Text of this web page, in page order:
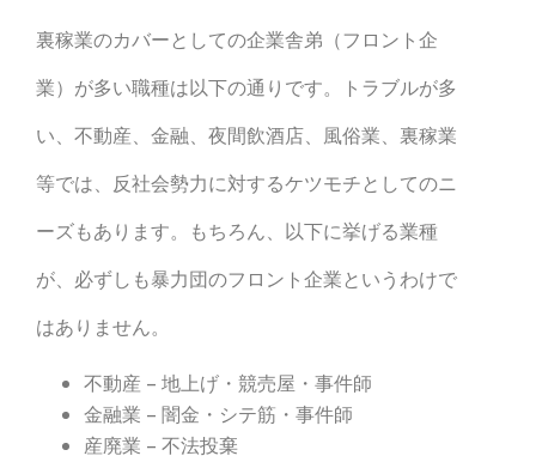
裏稼業のカバーとしての企業舎弟（フロント企
業）が多い職種は以下の通りです。トラブルが多
い、不動産、金融、夜間飲酒店、風俗業、裏稼業
等では、反社会勢力に対するケツモチとしてのニ
ーズもあります。もちろん、以下に挙げる業種
が、必ずしも暴力団のフロント企業というわけで
はありません。
不動産 – 地上げ・競売屋・事件師
金融業 – 闇金・シテ筋・事件師
産廃業 – 不法投棄